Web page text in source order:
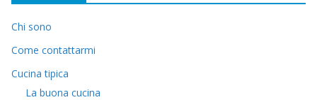
Chi sono
Come contattarmi
Cucina tipica
La buona cucina